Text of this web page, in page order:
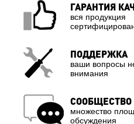
ГАРАНТИЯ
вся продукция
ПОДДЕРЖКА
ваши вопросы
внимания
СООБЩЕСТВО
множество
обсуждения